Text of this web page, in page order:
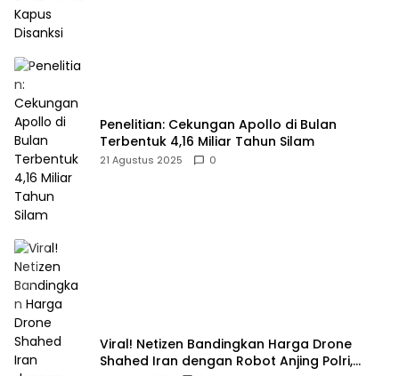
Penelitian: Cekungan Apollo di Bulan
Terbentuk 4,16 Miliar Tahun Silam
21 Agustus 2025 0
Viral! Netizen Bandingkan Harga Drone
Shahed Iran dengan Robot Anjing Polri,